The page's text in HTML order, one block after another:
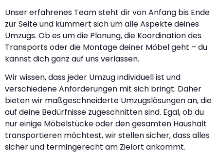
Unser erfahrenes Team steht dir von Anfang bis Ende
zur Seite und kümmert sich um alle Aspekte deines
Umzugs. Ob es um die Planung, die Koordination des
Transports oder die Montage deiner Möbel geht – du
kannst dich ganz auf uns verlassen.
Wir wissen, dass jeder Umzug individuell ist und
verschiedene Anforderungen mit sich bringt. Daher
bieten wir maßgeschneiderte Umzugslösungen an, die
auf deine Bedürfnisse zugeschnitten sind. Egal, ob du
nur einige Möbelstücke oder den gesamten Haushalt
transportieren möchtest, wir stellen sicher, dass alles
sicher und termingerecht am Zielort ankommt.